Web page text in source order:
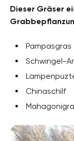
Dieser Gräser
Pampasgras
Schwingel-
Chinaschilf